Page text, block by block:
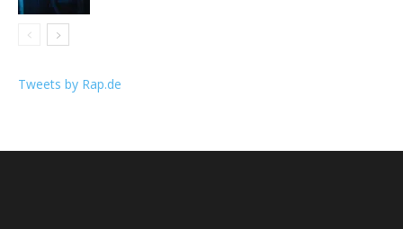
Tweets by Rap.de